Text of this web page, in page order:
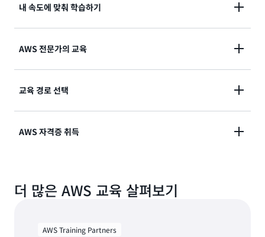
내 속도에 맞춰 학습하기
Explore self-paced digital training that's available
Builder 구독
혜택의 일환으로 온디맨드 방식으로 제공
AWS 전문가의 교육
권위 있는 강사
의 강의를 통해 기술적 능력을 강화하고
교육 경로 선택
특정 도메인 또는 업무 역할에 권장되는
을 따
AWS 자격증 취득
트 센터에서업계가 인정한 자격 증명을 취득하여 AWS
클라우드 기술력을 입증하고 신뢰도를 높일 수 있습니
더 많은 AWS 교육 살펴보기
AWS Training Partners